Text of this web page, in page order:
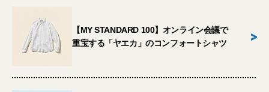
【MY STANDARD 100】オンライン会議で
重宝する「ヤエカ」のコンフォートシャツ
>